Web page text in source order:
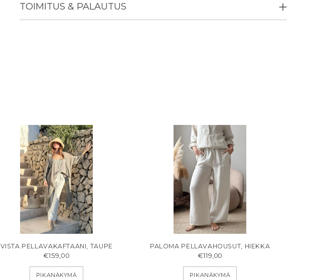
TOIMITUS & PALAUTUS
VISTA PELLAVAKAFTAANI, TAUPE
€159,00
PIKANÄKYMÄ
PALOMA PELLAVAHOUSUT, HIEKKA
€119,00
PIKANÄKYMÄ